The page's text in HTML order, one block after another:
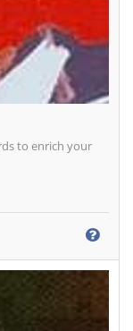
to enrich your